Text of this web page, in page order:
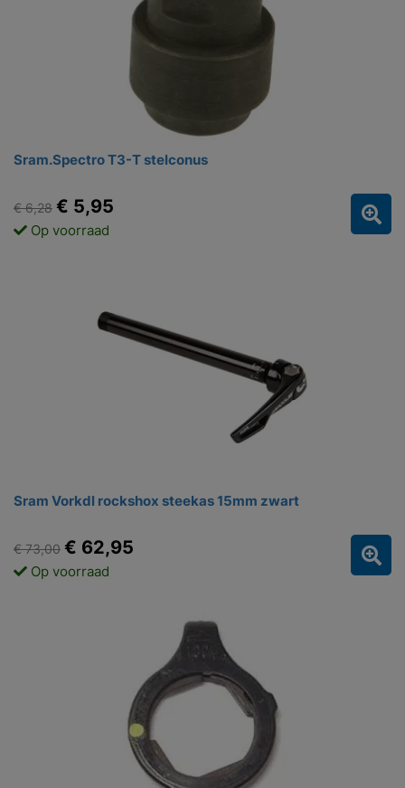
Sram.Spectro T3-T stelconus
€ 6,28 € 5,95
Op voorraad
Sram Vorkdl rockshox steekas 15mm zwart
€ 73,00 € 62,95
Op voorraad